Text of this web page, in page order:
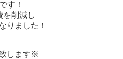
す！
を削減し
りました！
します※